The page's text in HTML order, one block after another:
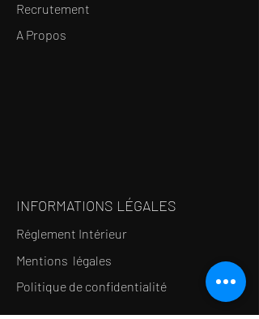
Recrutement
A Propos
INFORMATIONS LÉGALES
Réglement Intérieur
Mentions légales
Politique de confidentialité